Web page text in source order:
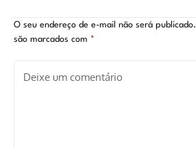
O seu endereço de e-mail não será publicado.
são marcados com *